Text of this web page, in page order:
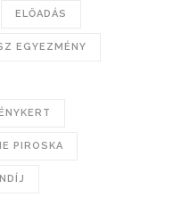
ELŐADÁS
EGYEZMÉNY
PIROSKA